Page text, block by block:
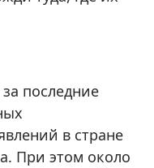
последние
в стране
При этом около